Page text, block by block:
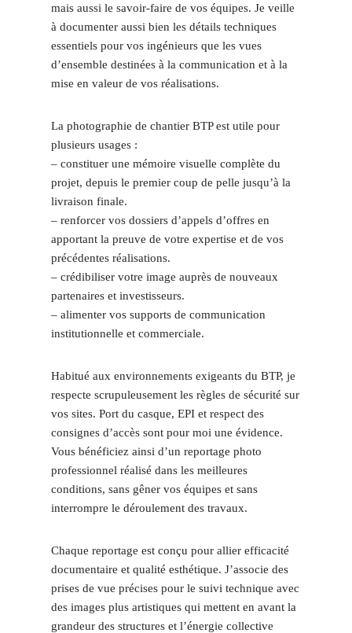
mais aussi le savoir-faire de vos équipes. Je veille
à documenter aussi bien les détails techniques
essentiels pour vos ingénieurs que les vues
d’ensemble destinées à la communication et à la
mise en valeur de vos réalisations.
La photographie de chantier BTP est utile pour
plusieurs usages :
– constituer une mémoire visuelle complète du
projet, depuis le premier coup de pelle jusqu’à la
livraison finale.
– renforcer vos dossiers d’appels d’offres en
apportant la preuve de votre expertise et de vos
précédentes réalisations.
– crédibiliser votre image auprès de nouveaux
partenaires et investisseurs.
– alimenter vos supports de communication
institutionnelle et commerciale.
Habitué aux environnements exigeants du BTP, je
respecte scrupuleusement les règles de sécurité sur
vos sites. Port du casque, EPI et respect des
consignes d’accès sont pour moi une évidence.
Vous bénéficiez ainsi d’un reportage photo
professionnel réalisé dans les meilleures
conditions, sans gêner vos équipes et sans
interrompre le déroulement des travaux.
Chaque reportage est conçu pour allier efficacité
documentaire et qualité esthétique. J’associe des
prises de vue précises pour le suivi technique avec
des images plus artistiques qui mettent en avant la
grandeur des structures et l’énergie collective